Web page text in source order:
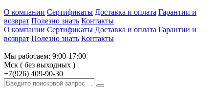
О компании Сертификаты Доставка и оплата Гарантии и
возврат Полезно знать Контакты
О компании Сертификаты Доставка и оплата Гарантии и
возврат Полезно знать Контакты
Мы работаем: 9:00-17:00
Мск ( без выходных )
+7(926) 409-90-30